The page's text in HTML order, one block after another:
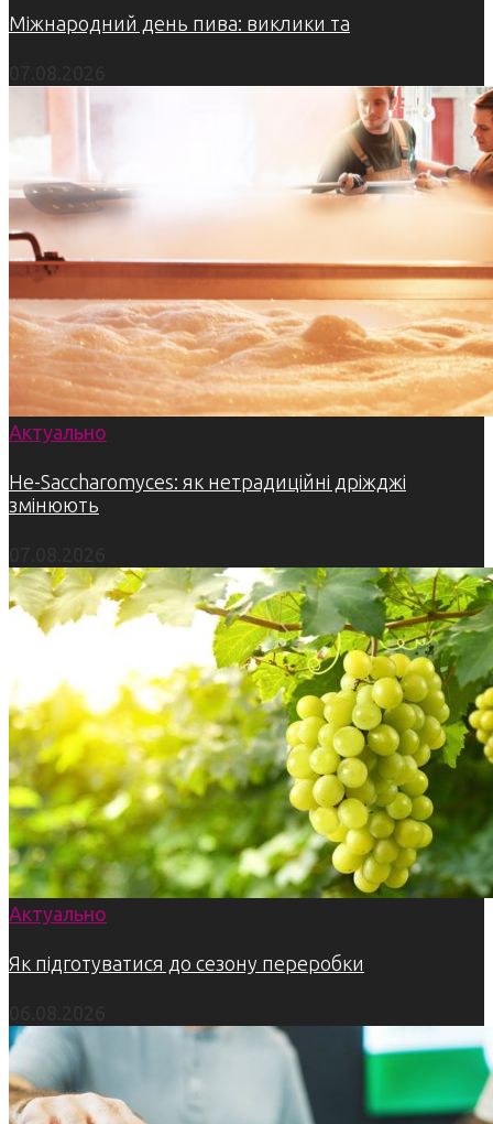
Міжнародний день пива: виклики та
Актуально
Не-Saccharomyces: як нетрадиційні дріжджі
змінюють
Актуально
Як підготуватися до сезону переробки